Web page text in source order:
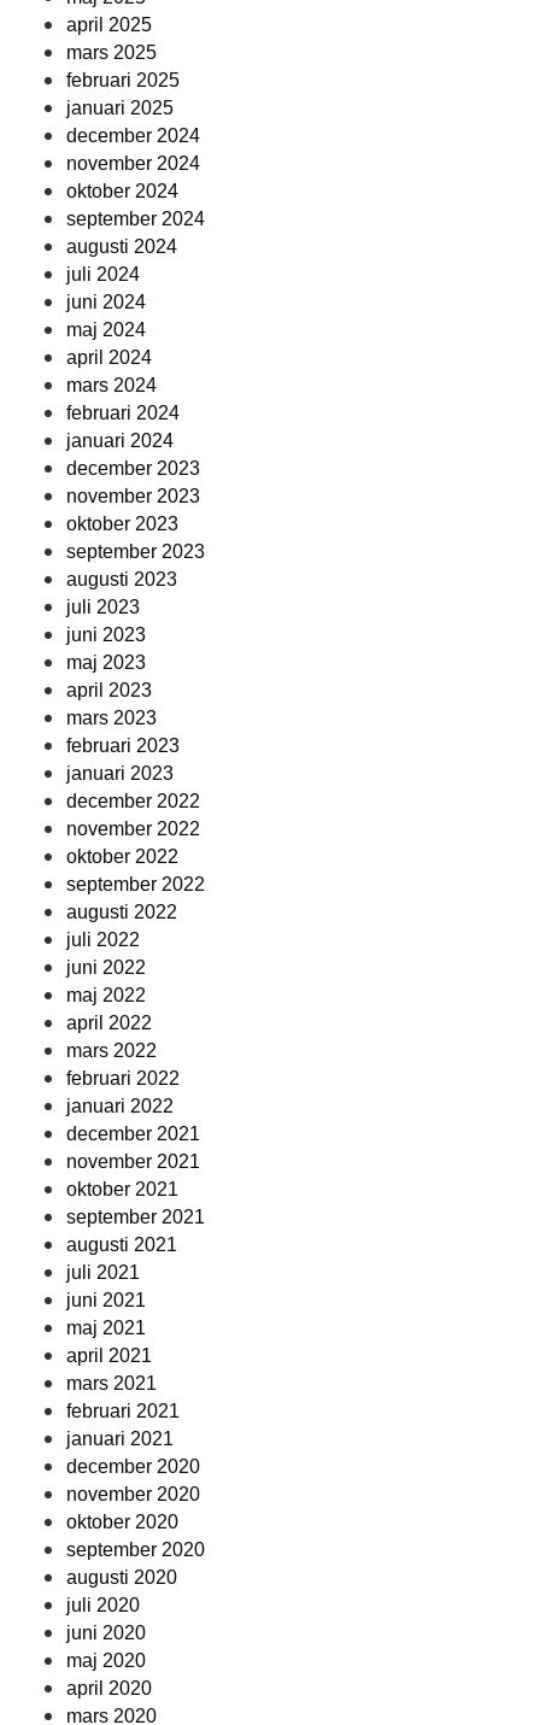
april 2025
mars 2025
februari 2025
januari 2025
december 2024
november 2024
oktober 2024
september 2024
augusti 2024
juli 2024
juni 2024
maj 2024
april 2024
mars 2024
februari 2024
januari 2024
december 2023
november 2023
oktober 2023
september 2023
augusti 2023
juli 2023
juni 2023
maj 2023
april 2023
mars 2023
februari 2023
januari 2023
december 2022
november 2022
oktober 2022
september 2022
augusti 2022
juli 2022
juni 2022
maj 2022
april 2022
mars 2022
februari 2022
januari 2022
december 2021
november 2021
oktober 2021
september 2021
augusti 2021
juli 2021
juni 2021
maj 2021
april 2021
mars 2021
februari 2021
januari 2021
december 2020
november 2020
oktober 2020
september 2020
augusti 2020
juli 2020
juni 2020
maj 2020
april 2020
mars 2020